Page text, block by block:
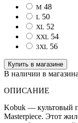
M 48
L 50
XL 52
XXL 54
3XL 56
Купить в магазине
В наличии в
ОПИСАНИЕ
Kobuk — культовый
Masterpiece. Этот